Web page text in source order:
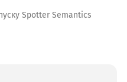
Spotter Semantics